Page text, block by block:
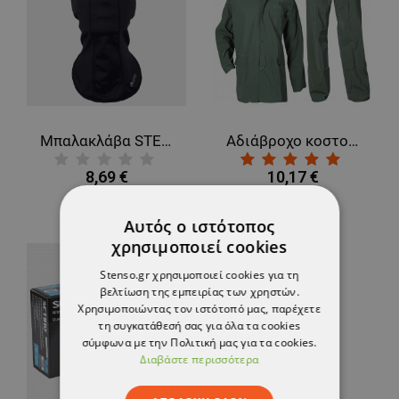
Μπαλακλάβα STENSO LIGHT
8,69 €
Αδιάβροχο κοστούμι HADAR GREEN
10,17 €
Αυτός ο ιστότοπος
χρησιμοποιεί cookies
Stenso.gr χρησιμοποιεί cookies για τη
βελτίωση της εμπειρίας των χρηστών.
Χρησιμοποιώντας τον ιστότοπό μας, παρέχετε
τη συγκατάθεσή σας για όλα τα cookies
σύμφωνα με την Πολιτική μας για τα cookies.
Διαβάστε περισσότερα